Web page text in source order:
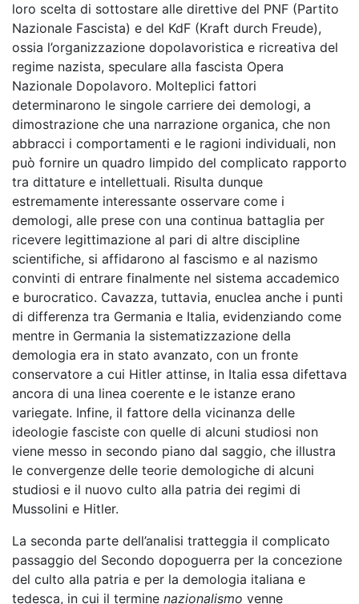
loro scelta di sottostare alle direttive del PNF (Partito
Nazionale Fascista) e del KdF (Kraft durch Freude),
ossia l’organizzazione dopolavoristica e ricreativa del
regime nazista, speculare alla fascista Opera
Nazionale Dopolavoro. Molteplici fattori
determinarono le singole carriere dei demologi, a
dimostrazione che una narrazione organica, che non
abbracci i comportamenti e le ragioni individuali, non
può fornire un quadro limpido del complicato rapporto
tra dittature e intellettuali. Risulta dunque
estremamente interessante osservare come i
demologi, alle prese con una continua battaglia per
ricevere legittimazione al pari di altre discipline
scientifiche, si affidarono al fascismo e al nazismo
convinti di entrare finalmente nel sistema accademico
e burocratico. Cavazza, tuttavia, enuclea anche i punti
di differenza tra Germania e Italia, evidenziando come
mentre in Germania la sistematizzazione della
demologia era in stato avanzato, con un fronte
conservatore a cui Hitler attinse, in Italia essa difettava
ancora di una linea coerente e le istanze erano
variegate. Infine, il fattore della vicinanza delle
ideologie fasciste con quelle di alcuni studiosi non
viene messo in secondo piano dal saggio, che illustra
le convergenze delle teorie demologiche di alcuni
studiosi e il nuovo culto alla patria dei regimi di
Mussolini e Hitler.
La seconda parte dell’analisi tratteggia il complicato
passaggio del Secondo dopoguerra per la concezione
del culto alla patria e per la demologia italiana e
tedesca, in cui il termine nazionalismo venne